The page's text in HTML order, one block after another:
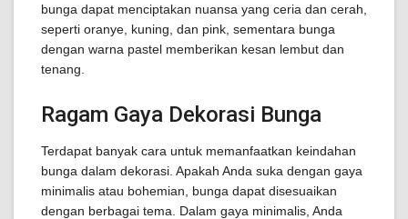
bunga dapat menciptakan nuansa yang ceria dan cerah,
seperti oranye, kuning, dan pink, sementara bunga
dengan warna pastel memberikan kesan lembut dan
tenang.
Ragam Gaya Dekorasi Bunga
Terdapat banyak cara untuk memanfaatkan keindahan
bunga dalam dekorasi. Apakah Anda suka dengan gaya
minimalis atau bohemian, bunga dapat disesuaikan
dengan berbagai tema. Dalam gaya minimalis, Anda